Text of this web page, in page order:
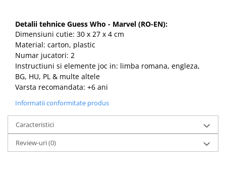
Detalii tehnice Guess Who - Marvel (RO-EN):
Dimensiuni cutie: 30 x 27 x 4 cm
Material: carton, plastic
Numar jucatori: 2
Instructiuni si elemente joc in: limba romana, engleza,
BG, HU, PL & multe altele
Varsta recomandata: +6 ani
Informatii conformitate produs
Caracteristici
Review-uri(0)